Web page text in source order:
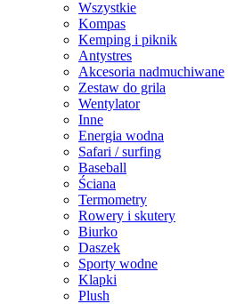
Wszystkie
Kompas
Kemping i piknik
Antystres
Akcesoria nadmuchiwane
Zestaw do grila
Wentylator
Inne
Energia wodna
Safari / surfing
Baseball
Ściana
Termometry
Rowery i skutery
Biurko
Daszek
Sporty wodne
Klapki
Plush